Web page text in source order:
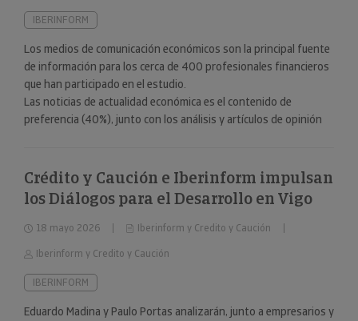
IBERINFORM
Los medios de comunicación económicos son la principal fuente
de información para los cerca de 400 profesionales financieros
que han participado en el estudio.
Las noticias de actualidad económica es el contenido de
preferencia (40%), junto con los análisis y artículos de opinión
Crédito y Caución e Iberinform impulsan
los Diálogos para el Desarrollo en Vigo
18 mayo 2026
Iberinform y Credito y Caución
Iberinform y Credito y Caución
IBERINFORM
Eduardo Madina y Paulo Portas analizarán, junto a empresarios y